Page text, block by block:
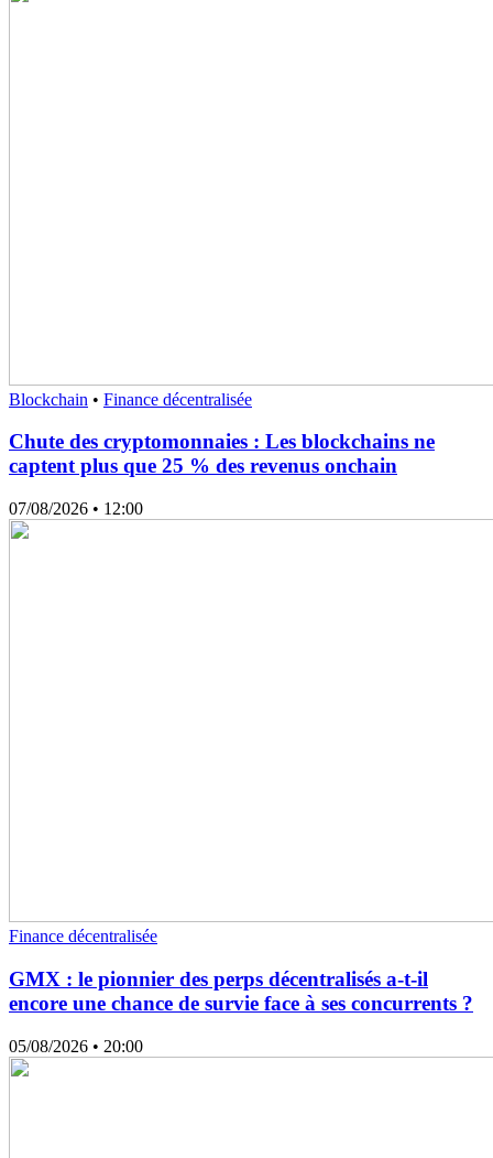
Blockchain • Finance décentralisée
Chute des cryptomonnaies : Les blockchains ne
captent plus que 25 % des revenus onchain
07/08/2026 • 12:00
Finance décentralisée
GMX : le pionnier des perps décentralisés a-t-il
encore une chance de survie face à ses concurrents ?
05/08/2026 • 20:00